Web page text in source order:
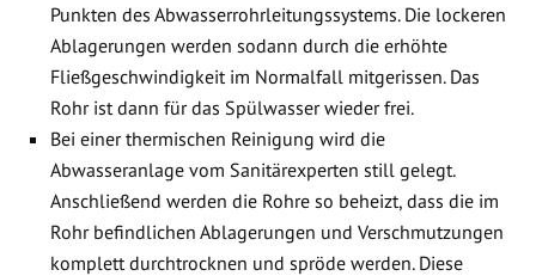
Punkten des Abwasserrohrleitungssystems. Die lockeren
Ablagerungen werden sodann durch die erhöhte
Fließgeschwindigkeit im Normalfall mitgerissen. Das
Rohr ist dann für das Spülwasser wieder frei.
Bei einer thermischen Reinigung wird die
Abwasseranlage vom Sanitärexperten still gelegt.
Anschließend werden die Rohre so beheizt, dass die im
Rohr befindlichen Ablagerungen und Verschmutzungen
komplett durchtrocknen und spröde werden. Diese